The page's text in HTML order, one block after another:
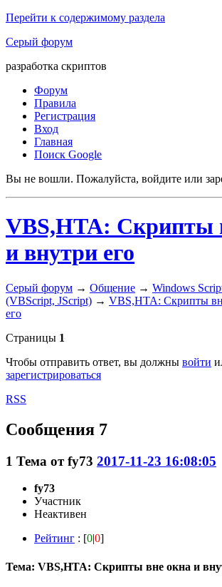
Перейти к содержимому раздела
Серый форум
разработка скриптов
Форум
Правила
Регистрация
Вход
Главная
Поиск Google
Вы не вошли. Пожалуйста, войдите или
VBS,HTA: Скрипты
и внутри его
Серый форум → Общение → Windows
(VBScript, JScript) → VBS,HTA: Скрипты
его
Страницы 1
Чтобы отправить ответ, вы должны войти
зарегистрироваться
RSS
Сообщения 7
1 Тема отfy73 2017-11-23 16:08:05
fy73
Участник
Неактивен
Рейтинг : [0|0]
Тема: VBS,HTA: Скрипты вне окна и